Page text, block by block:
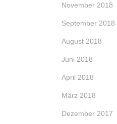
November 2018
September 2018
August 2018
Juni 2018
April 2018
März 2018
Dezember 2017